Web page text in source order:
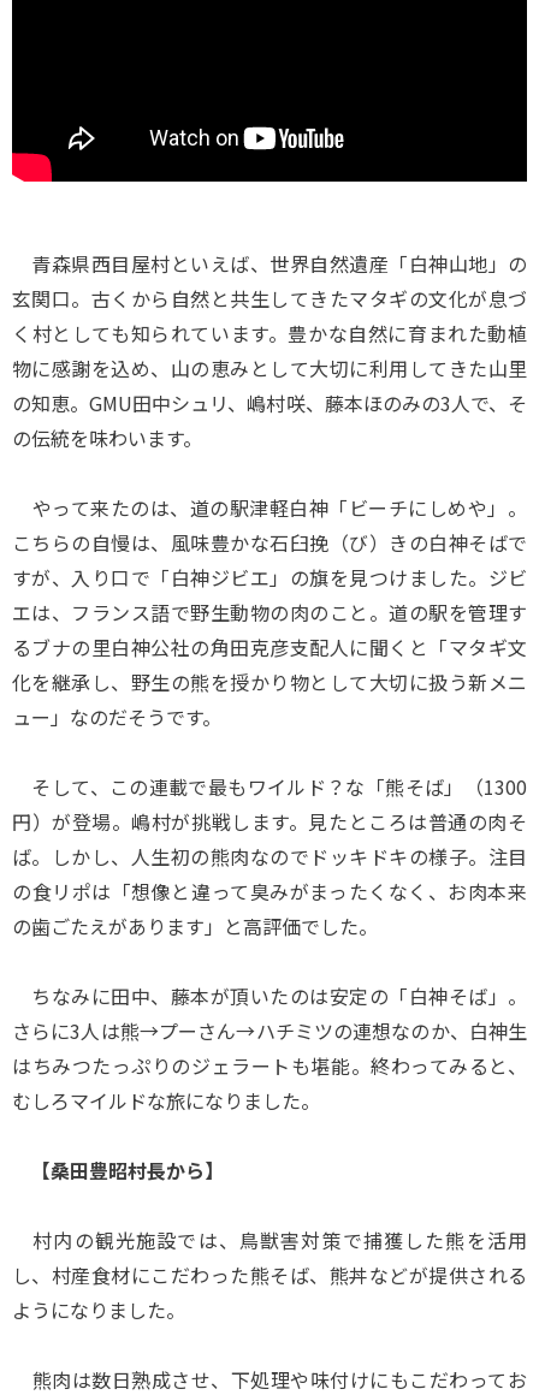
青森県西目屋村といえば、世界自然遺産「白神山地」の
玄関口。古くから自然と共生してきたマタギの文化が息づ
く村としても知られています。豊かな自然に育まれた動植
物に感謝を込め、山の恵みとして大切に利用してきた山里
の知恵。GMU田中シュリ、嶋村咲、藤本ほのみの3人で、そ
の伝統を味わいます。
やって来たのは、道の駅津軽白神「ビーチにしめや」。
こちらの自慢は、風味豊かな石臼挽（び）きの白神そばで
すが、入り口で「白神ジビエ」の旗を見つけました。ジビ
エは、フランス語で野生動物の肉のこと。道の駅を管理す
るブナの里白神公社の角田克彦支配人に聞くと「マタギ文
化を継承し、野生の熊を授かり物として大切に扱う新メニ
ュー」なのだそうです。
そして、この連載で最もワイルド？な「熊そば」（1300
円）が登場。嶋村が挑戦します。見たところは普通の肉そ
ば。しかし、人生初の熊肉なのでドッキドキの様子。注目
の食リポは「想像と違って臭みがまったくなく、お肉本来
の歯ごたえがあります」と高評価でした。
ちなみに田中、藤本が頂いたのは安定の「白神そば」。
さらに3人は熊→プーさん→ハチミツの連想なのか、白神生
はちみつたっぷりのジェラートも堪能。終わってみると、
むしろマイルドな旅になりました。
【桑田豊昭村長から】
村内の観光施設では、鳥獣害対策で捕獲した熊を活用
し、村産食材にこだわった熊そば、熊丼などが提供される
ようになりました。
熊肉は数日熟成させ、下処理や味付けにもこだわってお